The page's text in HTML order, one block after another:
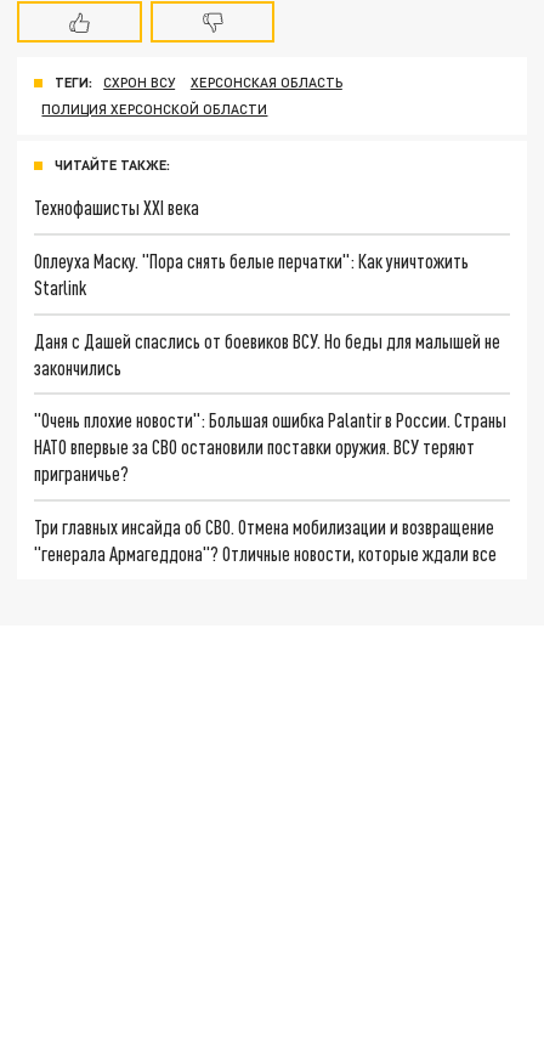
ТЕГИ: СХРОН ВСУ
ХЕРСОНСКАЯ ОБЛАСТЬ
ПОЛИЦИЯ ХЕРСОНСКОЙ ОБЛАСТИ
ЧИТАЙТЕ ТАКЖЕ:
Технофашисты XXI века
Оплеуха Маску. "Пора снять белые перчатки": Как уничтожить
Starlink
Даня с Дашей спаслись от боевиков ВСУ. Но беды для малышей не
закончились
"Очень плохие новости": Большая ошибка Palantir в России. Страны
НАТО впервые за СВО остановили поставки оружия. ВСУ теряют
приграничье?
Три главных инсайда об СВО. Отмена мобилизации и возвращение
"генерала Армагеддона"? Отличные новости, которые ждали все